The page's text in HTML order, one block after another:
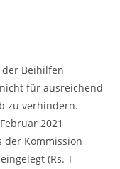
Beihilfen
für ausreichend
zu verhindern.
2021
der Kommission
(Rs. T-